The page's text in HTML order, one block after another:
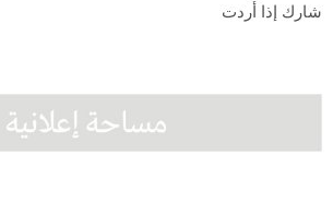
شارك إذا أردت